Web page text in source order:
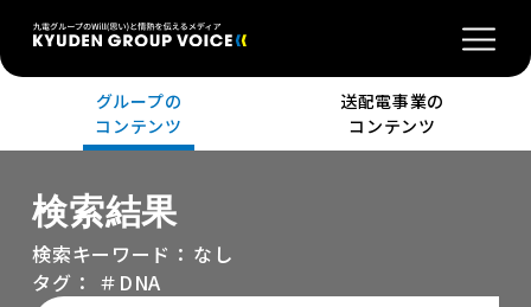
グループの
コンテンツ
送配電事業の
コンテンツ
検索結果
検索キーワード： なし
タグ： ＃DNA